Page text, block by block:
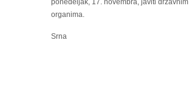
ponedeljak, 17. novembra, javiti državnim
organima.
Srna